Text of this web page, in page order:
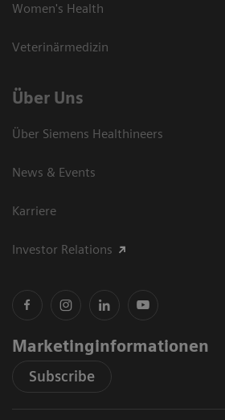
Women's Health
Veterinärmedizin
Über Uns
Über Siemens Healthineers
News & Events
Karriere
Investor Relations
Marketinginformationen
Subscribe